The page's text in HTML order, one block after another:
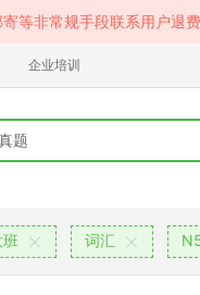
等非常规手段联系用户退
企业培训
班 词汇